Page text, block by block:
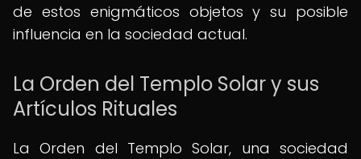
de estos enigmáticos objetos y su posible
influencia en la sociedad actual.
La Orden del Templo Solar y sus
Artículos Rituales
La Orden del Templo Solar, una sociedad